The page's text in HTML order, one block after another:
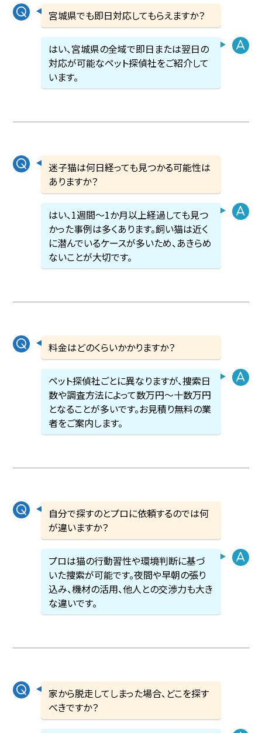
宮城県でも即日対応してもらえますか？
はい、宮城県の全域で即日または翌日の
対応が可能なペット探偵社をご紹介して
います。
迷子猫は何日経っても見つかる可能性は
ありますか？
はい、1週間〜1か月以上経過しても見つ
かった事例は多くあります。飼い猫は近く
に潜んでいるケースが多いため、あきらめ
ないことが大切です。
料金はどのくらいかかりますか？
ペット探偵社ごとに異なりますが、捜索日
数や調査方法によって数万円〜十数万円
となることが多いです。お見積り無料の業
者をご案内します。
自分で探すのとプロに依頼するのでは何
が違いますか？
プロは猫の行動習性や環境判断に基づ
いた捜索が可能です。夜間や早朝の張り
込み、機材の活用、他人との交渉力も大き
な違いです。
家から脱走してしまった場合、どこを探す
べきですか？